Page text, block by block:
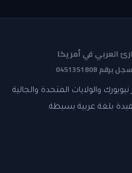
العربي في أمريكا
والولايات المتحدة والجالية
بلغة عربية بسيطة.